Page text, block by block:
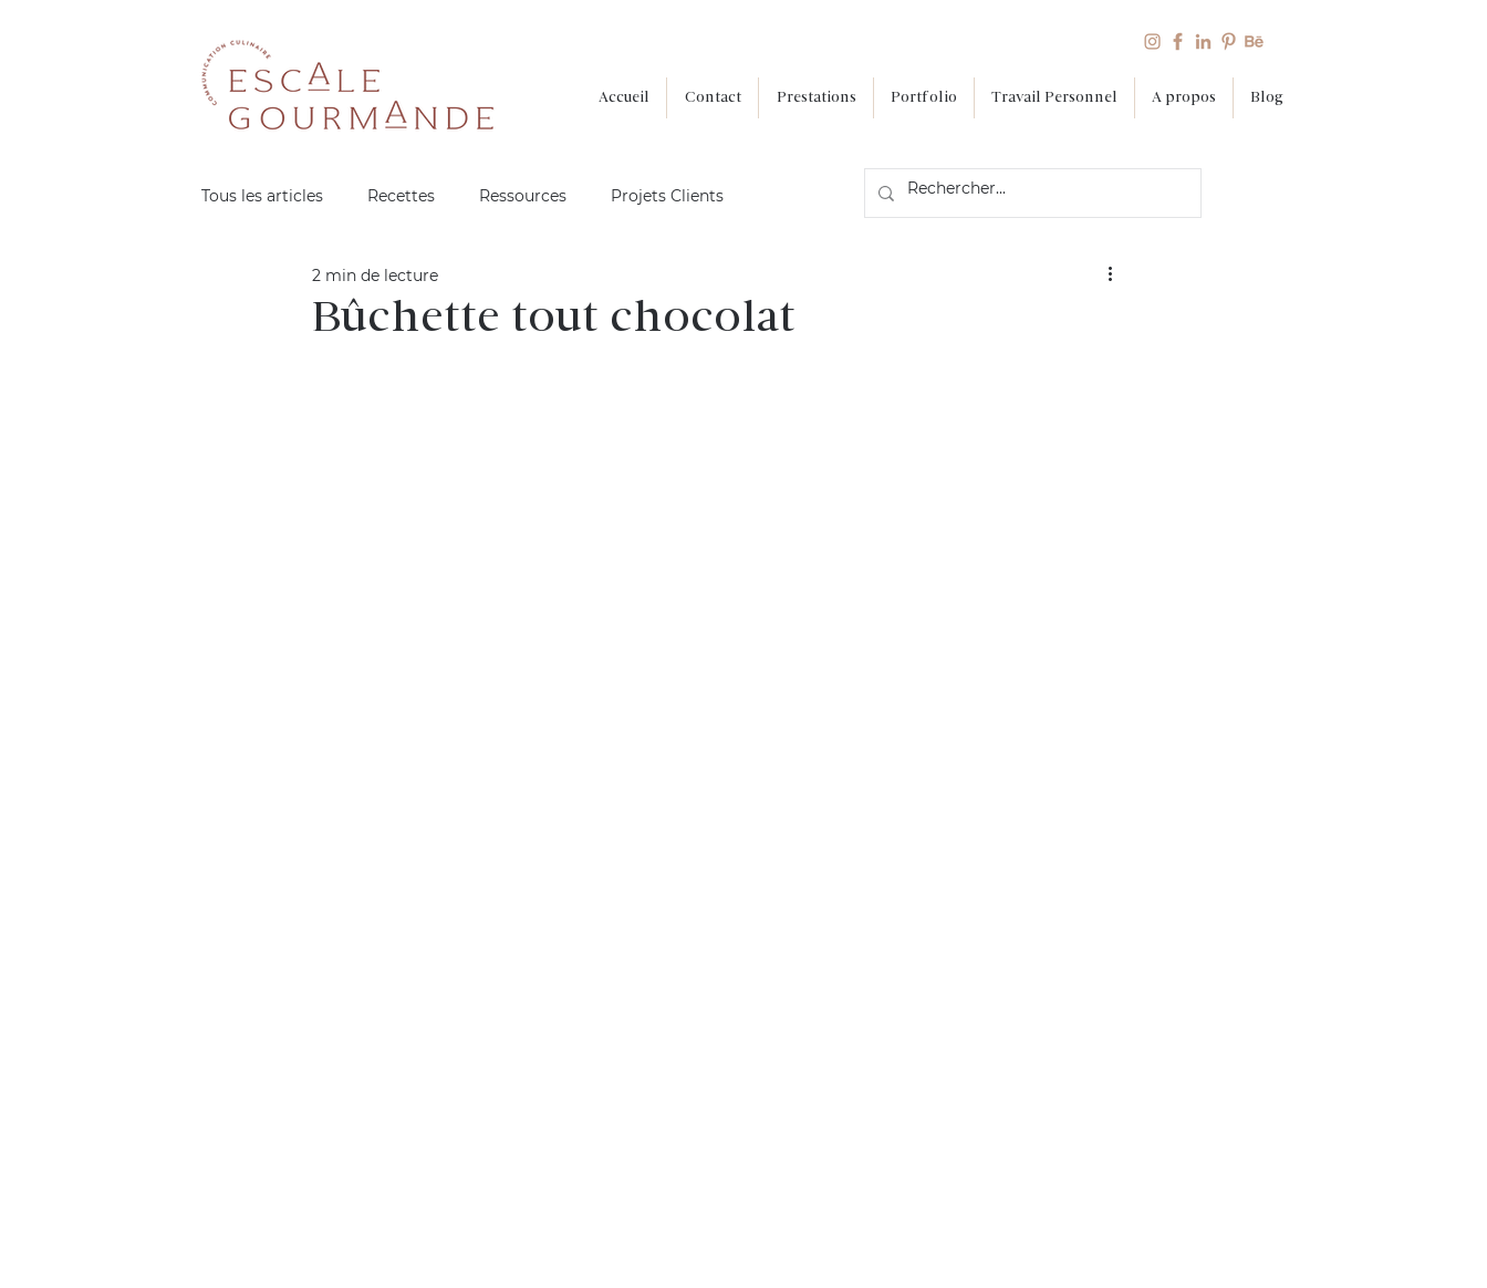
Accueil Contact Prestations Portfolio Travail Personnel A propos Blog
Tous les articles Recettes Ressources Projets Clients
Bûchette tout chocolat
2 min de lecture